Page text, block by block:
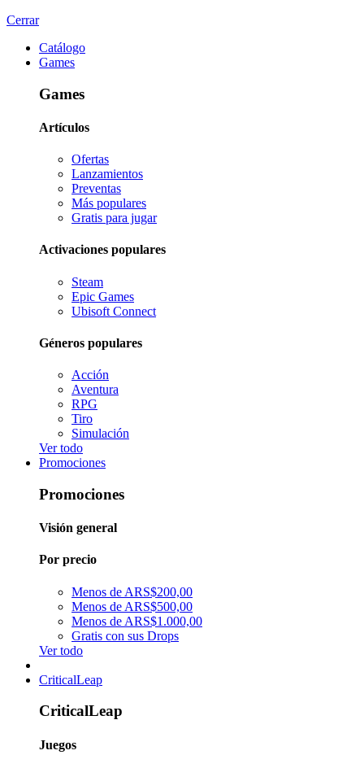
Cerrar
Catálogo
Games
Games
Artículos
Ofertas
Lanzamientos
Preventas
Más populares
Gratis para jugar
Activaciones populares
Steam
Epic Games
Ubisoft Connect
Géneros populares
Acción
Aventura
RPG
Tiro
Simulación
Ver todo
Promociones
Promociones
Visión general
Por precio
Menos de ARS$200,00
Menos de ARS$500,00
Menos de ARS$1.000,00
Gratis con sus Drops
Ver todo
CriticalLeap
CriticalLeap
Juegos